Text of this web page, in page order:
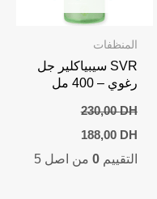
المنظفات
SVR سيبياكلير جل
رغوي – 400 مل
230,00DH
Original
was:
188,00 DH
is:
التقييم0 من اصل 5